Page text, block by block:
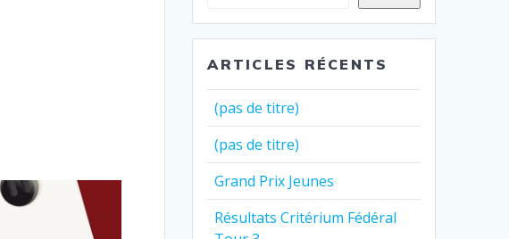
ARTICLES RÉCENTS
(pas de titre)
(pas de titre)
Grand Prix Jeunes
Résultats Critérium Fédéral